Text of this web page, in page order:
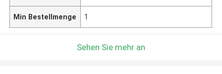
Min Bestellmenge 1
Sehen Sie mehr an